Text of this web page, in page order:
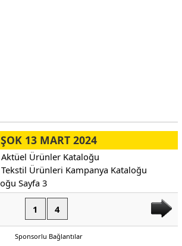
ŞOK 13 MART 2024
1 4
Sponsorlu Bağlantılar